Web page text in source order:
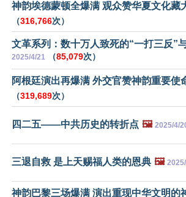
神韵埃德蒙顿全爆满 观众赞华夏文化藏
（316,766次）
文革系列：数十万人致死的“一打三反”
2025/4/21 （85,079次）
阿根廷演出再爆满 外交官赞神韵重要使
（319,689次）
四二五——中共历史的转折点 🖼️ 2025/4/
三退自救 是上天赐福人类的恩典 🖼️
神韵巴黎三场爆满 演出重现中华文明的